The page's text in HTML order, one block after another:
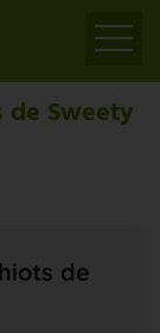
de Sweety
de